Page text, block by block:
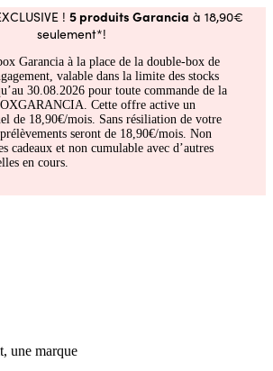
! 5 produits Garancia à 18,90€
seulement*!
Garancia à la place de la double-box de
valable dans la limite des stocks
30.08.2026 pour toute commande de la
Cette offre active un
de 18,90€/mois. Sans résiliation de votre
seront de 18,90€/mois. Non
cadeaux et non cumulable avec d’autres
en cours.
une marque